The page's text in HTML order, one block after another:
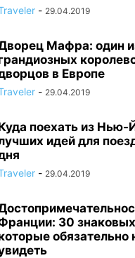
- 29.04.2019
Мафра: один
в Европе
- 29.04.2019
поехать из Нью-
идей для
- 29.04.2019
30
обязательно